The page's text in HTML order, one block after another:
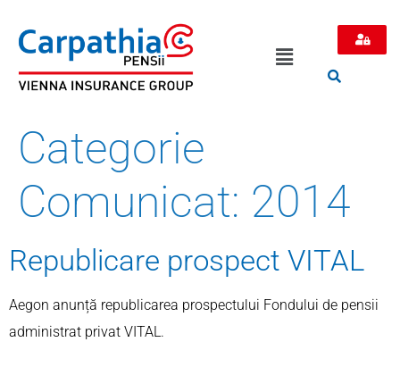
Categorie
Comunicat: 2014
Republicare prospect VITAL
Aegon anunță republicarea prospectului Fondului de pensii
administrat privat VITAL.